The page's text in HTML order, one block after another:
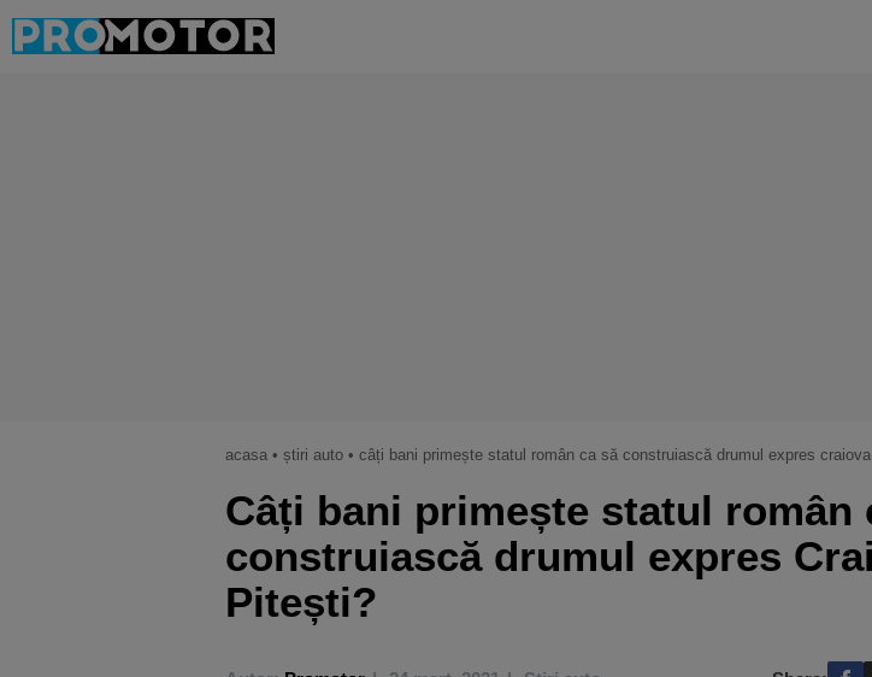
acasa • știri auto • câți bani primește statul român ca să construiască drumul expres
Câți bani primește statul român
construiască drumul expres
Pitești?